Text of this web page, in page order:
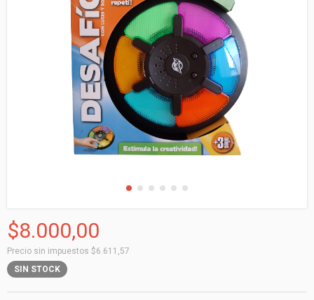
$8.000,00
Precio sin impuestos $6.611,57
SIN STOCK